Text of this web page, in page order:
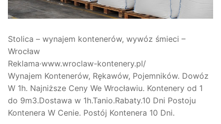
Stolica – wynajem kontenerów, wywóz śmieci –
Wrocław
Reklama·www.wroclaw-kontenery.pl/
Wynajem Kontenerów, Rękawów, Pojemników. Dowóz
W 1h. Najniższe Ceny We Wrocławiu. Kontenery od 1
do 9m3.Dostawa w 1h.Tanio.Rabaty.10 Dni Postoju
Kontenera W Cenie. Postój Kontenera 10 Dni.